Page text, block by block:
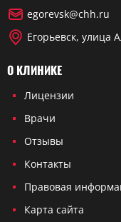
egorevsk@chh.ru
Егорьевск, улица
О КЛИНИКЕ
Лицензии
Врачи
Отзывы
Контакты
Правовая
Карта сайта